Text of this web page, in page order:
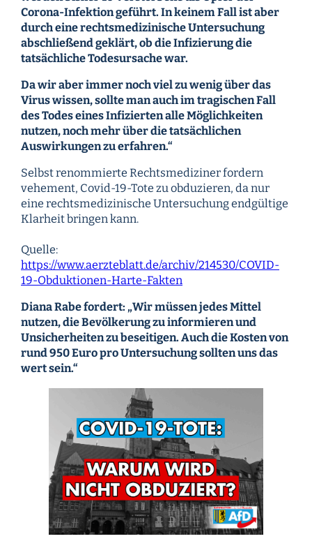
Corona-Infektion geführt. In keinem Fall ist aber
durch eine rechtsmedizinische Untersuchung
abschließend geklärt, ob die Infizierung die
tatsächliche Todesursache war.
Da wir aber immer noch viel zu wenig über das
Virus wissen, sollte man auch im tragischen Fall
des Todes eines Infizierten alle Möglichkeiten
nutzen, noch mehr über die tatsächlichen
Auswirkungen zu erfahren.“
Selbst renommierte Rechtsmediziner fordern
vehement, Covid-19-Tote zu obduzieren, da nur
eine rechtsmedizinische Untersuchung endgültige
Klarheit bringen kann.
Quelle:
https://www.aerzteblatt.de/archiv/214530/COVID-
19-Obduktionen-Harte-Fakten
Diana Rabe fordert: „Wir müssen jedes Mittel
nutzen, die Bevölkerung zu informieren und
Unsicherheiten zu beseitigen. Auch die Kosten von
rund 950 Euro pro Untersuchung sollten uns das
wert sein.“